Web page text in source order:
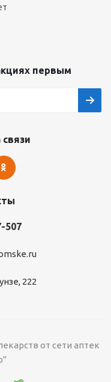
первым
507
222
от сети аптек